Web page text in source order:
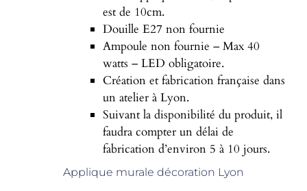
est de 10cm.
Douille E27 non fournie
Ampoule non fournie – Max 40
watts – LED obligatoire.
Création et fabrication française dans
un atelier à Lyon.
Suivant la disponibilité du produit, il
faudra compter un délai de
fabrication d’environ 5 à 10 jours.
Applique murale décoration Lyon